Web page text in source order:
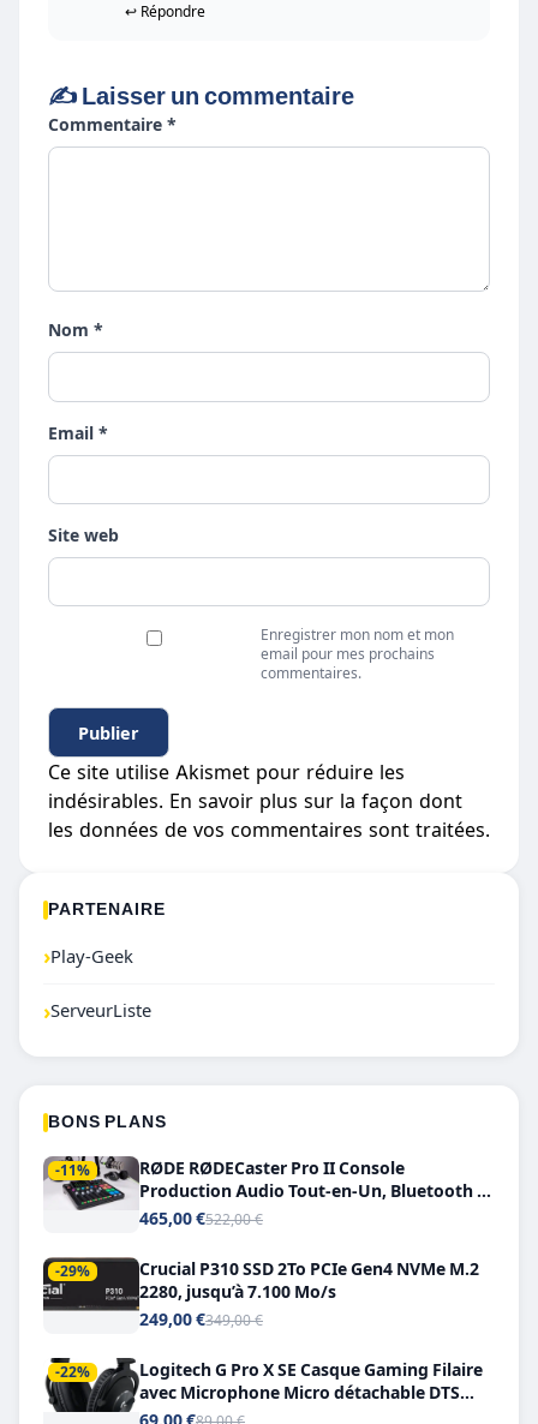
↩ Répondre
✍️ Laisser un commentaire
Commentaire *
Nom *
Email *
Site web
Enregistrer mon nom et mon
email pour mes prochains
commentaires.
Ce site utilise Akismet pour réduire les
indésirables. En savoir plus sur la façon dont
les données de vos commentaires sont traitées.
PARTENAIRE
›Play-Geek
›ServeurListe
BONS PLANS
-11%
RØDE RØDECaster Pro II Console
Production Audio Tout-en-Un, Bluetooth et
Double USB-C
465,00 €522,00 €
-29%
Crucial P310 SSD 2To PCIe Gen4 NVMe M.2
2280, jusqu’à 7.100 Mo/s
249,00 €349,00 €
-22%
Logitech G Pro X SE Casque Gaming Filaire
avec Microphone Micro détachable DTS
Headphone X 7.1
69,00 €